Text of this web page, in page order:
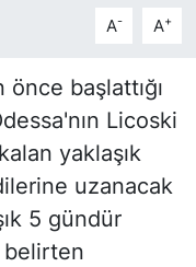
A- A+
başlattığı
Licoski
yaklaşık
uzanacak
5 gündür
belirten